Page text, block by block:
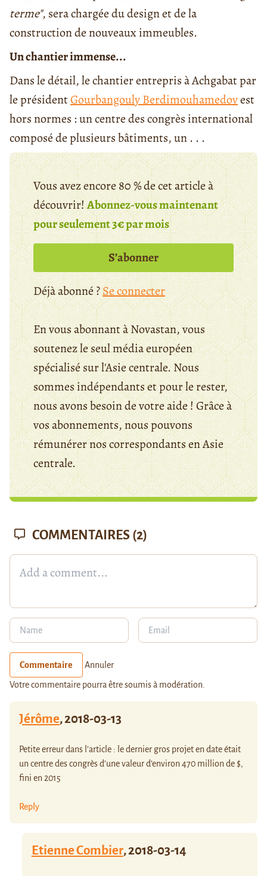
terme", sera chargée du design et de la
construction de nouveaux immeubles.
Un chantier immense...
Dans le détail, le chantier entrepris à Achgabat par
le présidentGourbangouly Berdimouhamedovest
hors normes : un centre des congrès international
composé de plusieurs bâtiments, un . . .
Vous avez encore 80 % de cet article à
découvrir!Abonnez-vous maintenant
pour seulement 3€ par mois
S’abonner
Déjà abonné ?Se connecter
En vous abonnant à Novastan, vous
soutenez le seul média européen
spécialisé sur l'Asie centrale. Nous
sommes indépendants et pour le rester,
nous avons besoin de votre aide ! Grâce à
vos abonnements, nous pouvons
rémunérer nos correspondants en Asie
centrale.
COMMENTAIRES (2)
Commentaire Annuler
Votre commentaire pourra être soumis à modération.
Jérôme,2018-03-13
Petite erreur dans l’article : le dernier gros projet en date était
un centre des congrès d’une valeur d’environ 470 million de $,
fini en 2015
Reply
Etienne Combier,2018-03-14